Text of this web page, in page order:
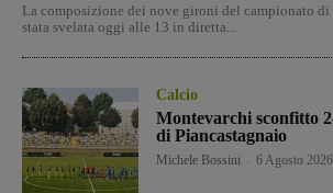
La composizione dei nove gironi del campionato di
stata svelata oggi alle 13 in diretta...
Calcio
Montevarchi sconfitto
di Piancastagnaio
Michele Bossini 6 Agosto 2026